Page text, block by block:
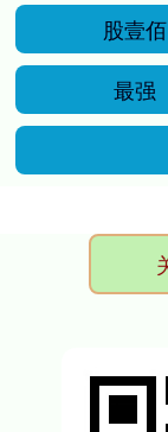
股壹佰
最强